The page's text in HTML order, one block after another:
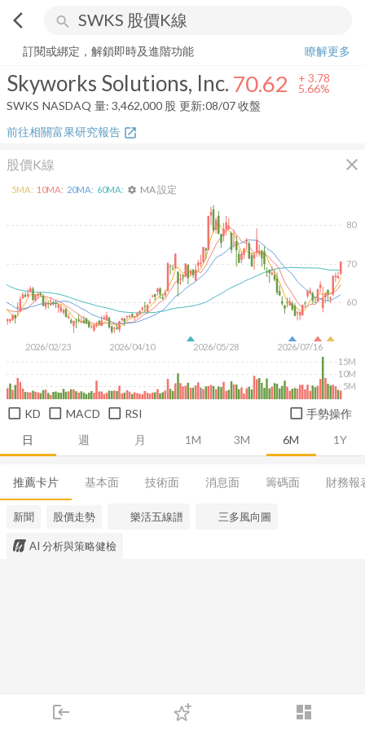
arrow_back_ios search
login dashboard
下單
Skyworks Solutions, Inc. 70.62 +5.66%
訂閱或綁定，解鎖即時及進階功能
瞭解更多
Skyworks Solutions, Inc. 70.62 + 3.78
5.66%
SWKS NASDAQ 量: 3,462,000 股 更新:08/07 收盤
前往相關富果研究報告 open_in_new
股價K線 close
日 週 月 1M 3M 6M 1Y
2026/02/23 2026/04/10 2026/05/28 2026/07/16
60
70
80
5M
10M
15M
5MA: 10MA: 20MA: 60MA: settings MA 設定
KD MACD RSI 手勢操作
推薦卡片 基本面 技術面 消息面 籌碼面 財務報
新聞 股價走勢 樂活五線譜 三多風向圖
AI 分析與策略健檢